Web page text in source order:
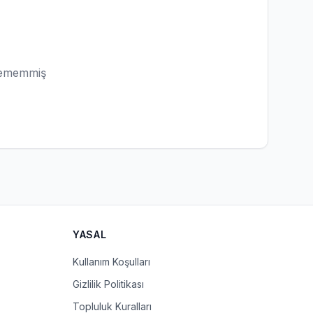
YASAL
Kullanım Koşulları
Gizlilik Politikası
Topluluk Kuralları